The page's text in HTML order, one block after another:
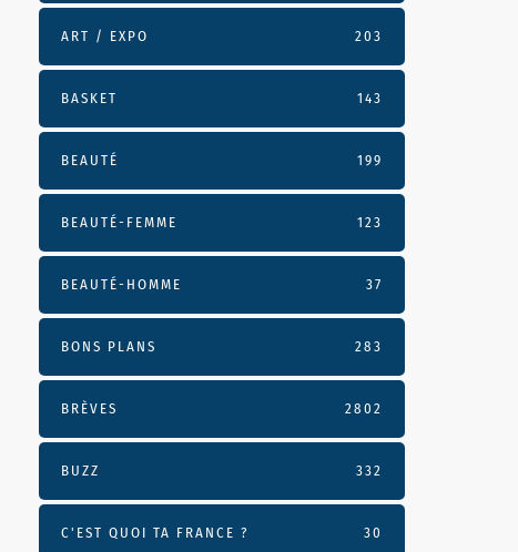
ART / EXPO 203
BASKET 143
BEAUTÉ 199
BEAUTÉ-FEMME 123
BEAUTÉ-HOMME 37
BONS PLANS 283
BRÈVES 2802
BUZZ 332
C'EST QUOI TA FRANCE ? 30